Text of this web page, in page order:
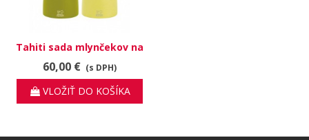
Tahiti sada mlynčekov na
korenie a soľ 2/27254
60,00 € (s DPH)
VLOŽIŤ DO KOŠÍKA